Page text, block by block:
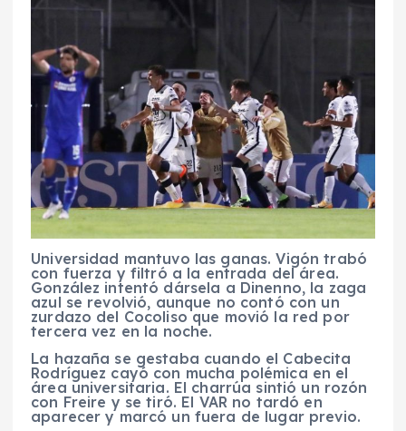
Universidad mantuvo las ganas. Vigón trabó
con fuerza y filtró a la entrada del área.
González intentó dársela a Dinenno, la zaga
azul se revolvió, aunque no contó con un
zurdazo del Cocoliso que movió la red por
tercera vez en la noche.
La hazaña se gestaba cuando el Cabecita
Rodríguez cayó con mucha polémica en el
área universitaria. El charrúa sintió un rozón
con Freire y se tiró. El VAR no tardó en
aparecer y marcó un fuera de lugar previo.